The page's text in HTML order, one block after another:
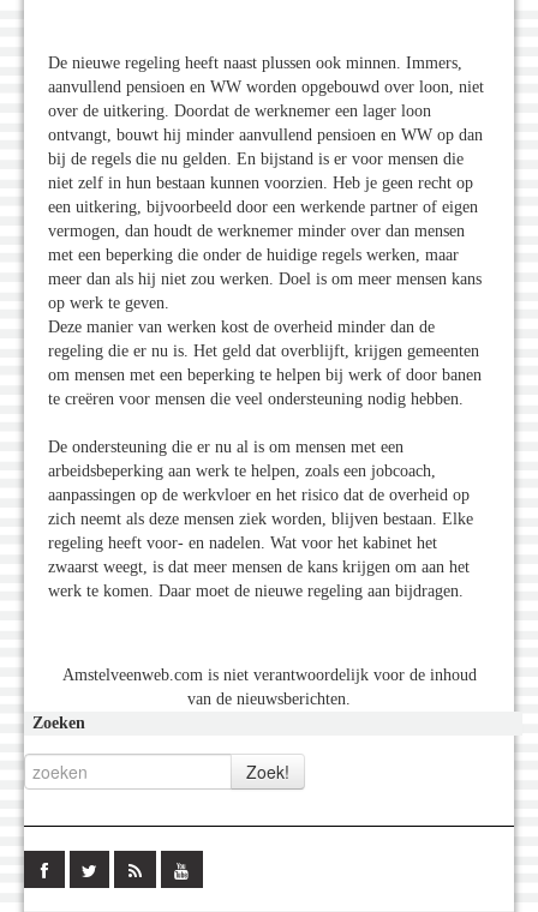
De nieuwe regeling heeft naast plussen ook minnen. Immers,
aanvullend pensioen en WW worden opgebouwd over loon, niet
over de uitkering. Doordat de werknemer een lager loon
ontvangt, bouwt hij minder aanvullend pensioen en WW op dan
bij de regels die nu gelden. En bijstand is er voor mensen die
niet zelf in hun bestaan kunnen voorzien. Heb je geen recht op
een uitkering, bijvoorbeeld door een werkende partner of eigen
vermogen, dan houdt de werknemer minder over dan mensen
met een beperking die onder de huidige regels werken, maar
meer dan als hij niet zou werken. Doel is om meer mensen kans
op werk te geven.
Deze manier van werken kost de overheid minder dan de
regeling die er nu is. Het geld dat overblijft, krijgen gemeenten
om mensen met een beperking te helpen bij werk of door banen
te creëren voor mensen die veel ondersteuning nodig hebben.
De ondersteuning die er nu al is om mensen met een
arbeidsbeperking aan werk te helpen, zoals een jobcoach,
aanpassingen op de werkvloer en het risico dat de overheid op
zich neemt als deze mensen ziek worden, blijven bestaan. Elke
regeling heeft voor- en nadelen. Wat voor het kabinet het
zwaarst weegt, is dat meer mensen de kans krijgen om aan het
werk te komen. Daar moet de nieuwe regeling aan bijdragen.
Amstelveenweb.com is niet verantwoordelijk voor de inhoud
van de nieuwsberichten.
Zoeken